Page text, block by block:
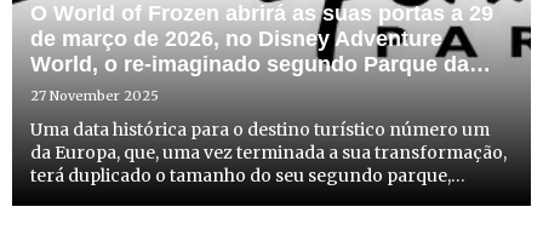
O World of Frozen abrirá as suas portas a 29
de março de 2026, no Disney Adventure
World, o re-imaginado segundo Parque da
Disneyland® Paris
27 November 2025
Uma data histórica para o destino turístico número um
da Europa, que, uma vez terminada a sua transformação,
terá duplicado o tamanho do seu segundo parque,